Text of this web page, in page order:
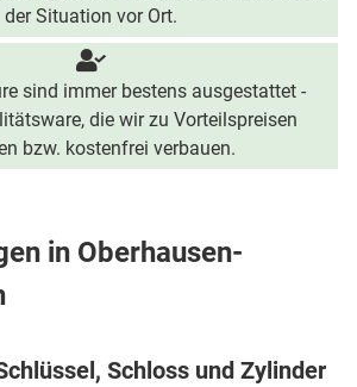
der Situation vor Ort.
sind immer bestens ausgestattet -
die wir zu Vorteilspreisen
bzw. kostenfrei verbauen.
in Oberhausen-
Schloss und Zylinder